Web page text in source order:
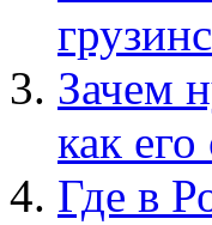
Зачем
как
Где в